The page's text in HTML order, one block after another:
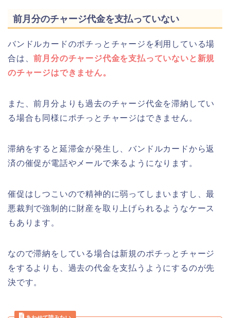
前月分のチャージ代金を支払っていない
バンドルカードのポチっとチャージを利用している場
合は、前月分のチャージ代金を支払っていないと新規
のチャージはできません。
また、前月分よりも過去のチャージ代金を滞納してい
る場合も同様にポチっとチャージはできません。
滞納をすると延滞金が発生し、バンドルカードから返
済の催促が電話やメールで来るようになります。
催促はしつこいので精神的に弱ってしまいますし、最
悪裁判で強制的に財産を取り上げられるようなケース
もあります。
なので滞納をしている場合は新規のポチっとチャージ
をするよりも、過去の代金を支払うようにするのが先
決です。